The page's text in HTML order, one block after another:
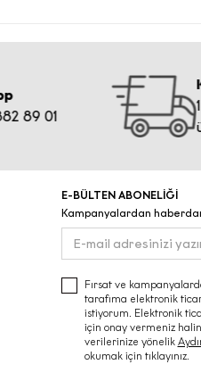
01
E-BÜLTEN ABONELİĞİ
Kampanyalardan
Fırsat ve
tarafıma elektronik
istiyorum. Elektronik
için onay vermeniz
verilerinize yönelik
okumak için tıklayınız.
11.